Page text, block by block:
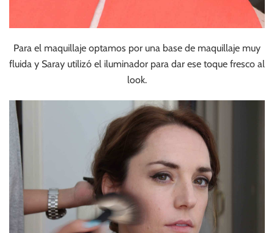
Para el maquillaje optamos por una base de maquillaje muy
fluida y Saray utilizó el iluminador para dar ese toque fresco al
look.